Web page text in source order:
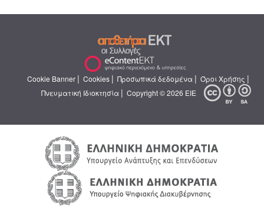
Cookie Banner | Cookies | Προσωπικά δεδομένα | Όροι Χρήσης |
Πνευματική Ιδιοκτησία | Copyright © 2026 ΕΙΕ